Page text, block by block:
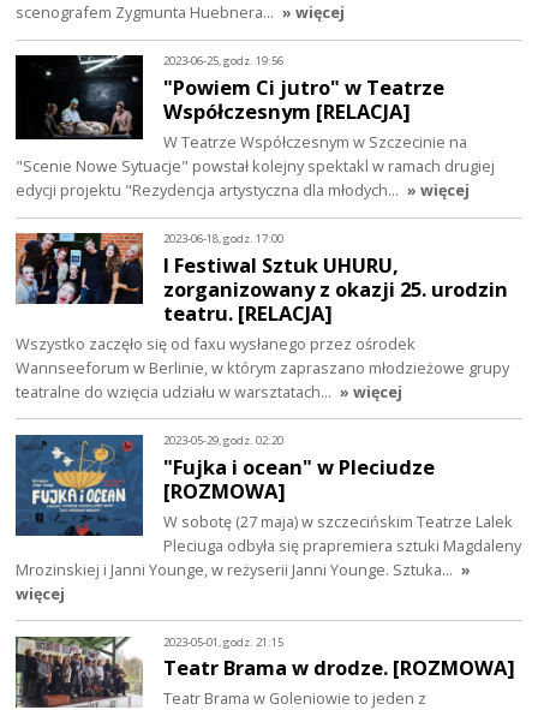
scenografem Zygmunta Huebnera… » więcej
2023-06-25, godz. 19:56
"Powiem Ci jutro" w Teatrze
Współczesnym [RELACJA]
W Teatrze Współczesnym w Szczecinie na
"Scenie Nowe Sytuacje" powstał kolejny spektakl w ramach drugiej
edycji projektu "Rezydencja artystyczna dla młodych… » więcej
2023-06-18, godz. 17:00
I Festiwal Sztuk UHURU,
zorganizowany z okazji 25. urodzin
teatru. [RELACJA]
Wszystko zaczęło się od faxu wysłanego przez ośrodek
Wannseeforum w Berlinie, w którym zapraszano młodzieżowe grupy
teatralne do wzięcia udziału w warsztatach… » więcej
2023-05-29, godz. 02:20
"Fujka i ocean" w Pleciudze
[ROZMOWA]
W sobotę (27 maja) w szczecińskim Teatrze Lalek
Pleciuga odbyła się prapremiera sztuki Magdaleny
Mrozinskiej i Janni Younge, w reżyserii Janni Younge. Sztuka… »
więcej
2023-05-01, godz. 21:15
Teatr Brama w drodze. [ROZMOWA]
Teatr Brama w Goleniowie to jeden z